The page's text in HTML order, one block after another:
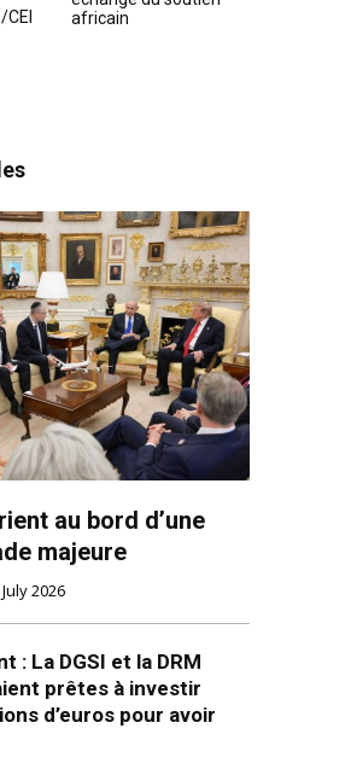
africain
au bord d’une
majeure
2026
: La DGSI et la DRM
prêtes à investir
d’euros pour avoir